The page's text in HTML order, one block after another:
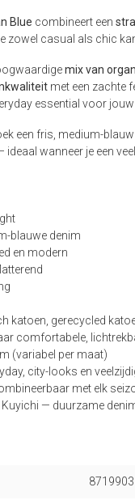
Blue combineert een
zowel casual als chic
mix van
met een zachte
essential voor
een fris, medium-
wanneer je een
blauwe denim
en modern
katoen, gerecycled
comfortabele,
(variabel per maat)
city-looks en
met elk
— duurzame